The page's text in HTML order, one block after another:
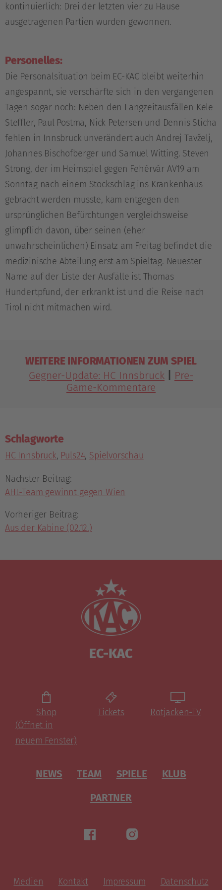
kontinuierlich: Drei der letzten vier zu Hause
ausgetragenen Partien wurden gewonnen.
Personelles:
Die Personalsituation beim EC-KAC bleibt weiterhin
angespannt, sie verschärfte sich in den vergangenen
Tagen sogar noch: Neben den Langzeitausfällen Kele
Steffler, Paul Postma, Nick Petersen und Dennis Sticha
fehlen in Innsbruck unverändert auch Andrej Tavželj,
Johannes Bischofberger und Samuel Witting. Steven
Strong, der im Heimspiel gegen Fehérvár AV19 am
Sonntag nach einem Stockschlag ins Krankenhaus
gebracht werden musste, kam entgegen den
ursprünglichen Befürchtungen vergleichsweise
glimpflich davon, über seinen (eher
unwahrscheinlichen) Einsatz am Freitag befindet die
medizinische Abteilung erst am Spieltag. Neuester
Name auf der Liste der Ausfälle ist Thomas
Hundertpfund, der erkrankt ist und die Reise nach
Tirol nicht mitmachen wird.
WEITERE INFORMATIONEN ZUM SPIEL
Gegner-Update: HC Innsbruck
Pre-
Game-Kommentare
Schlagworte
HC Innsbruck, Puls24, Spielvorschau
Nächster Beitrag:
AHL-Team gewinnt gegen Wien
Vorheriger Beitrag:
Aus der Kabine (02.12.)
EC-KAC
Shop
(Öffnet in
neuem Fenster)
Tickets Rotjacken-TV
NEWS TEAM SPIELE
KLUB
PARTNER
Medien Kontakt Impressum Datenschutz